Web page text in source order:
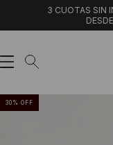
3 CUOTAS SIN
30 % OFF